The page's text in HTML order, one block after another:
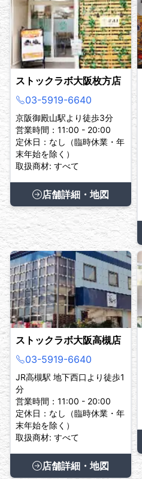
ストックラボ大阪枚方店
03-5919-6640
京阪御殿山駅より徒歩3分
営業時間：11:00 - 20:00
定休日：なし（臨時休業・年
末年始を除く）
取扱商材: すべて
店舗詳細・地図
ストックラボ大阪高槻店
03-5919-6640
JR高槻駅 地下西口より徒歩1
分
営業時間：11:00 - 20:00
定休日：なし（臨時休業・年
末年始を除く）
取扱商材: すべて
店舗詳細・地図